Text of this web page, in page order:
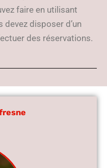
faire en utilisant
devez disposer d’un
des réservations.